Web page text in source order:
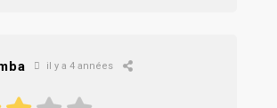
il y a 4 années